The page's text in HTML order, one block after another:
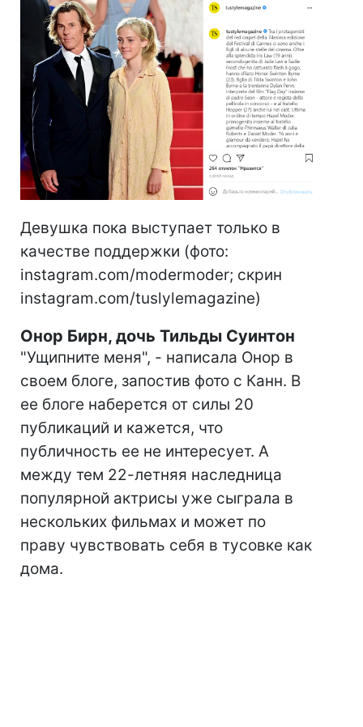
Девушка пока выступает только в
качестве поддержки (фото:
instagram.com/modermoder; скрин
instagram.com/tuslylemagazine)
Онор Бирн, дочь Тильды Суинтон
"Ущипните меня", - написала Онор в
своем блоге, запостив фото с Канн. В
ее блоге наберется от силы 20
публикаций и кажется, что
публичность ее не интересует. А
между тем 22-летняя наследница
популярной актрисы уже сыграла в
нескольких фильмах и может по
праву чувствовать себя в тусовке как
дома.